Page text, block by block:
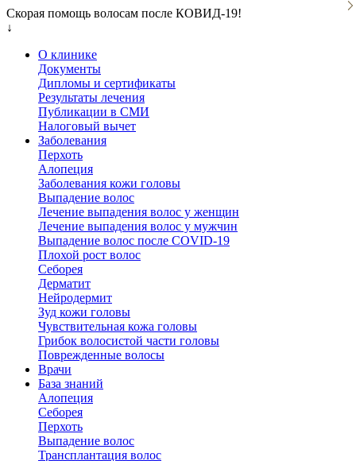
Скорая помощь волосам после КОВИД-19!
↓
О клинике
Документы
Дипломы и сертификаты
Результаты лечения
Публикации в СМИ
Налоговый вычет
Заболевания
Перхоть
Алопеция
Заболевания кожи головы
Выпадение волос
Лечение выпадения волос у женщин
Лечение выпадения волос у мужчин
Выпадение волос после COVID-19
Плохой рост волос
Cеборея
Дерматит
Нейродермит
Зуд кожи головы
Чувствительная кожа головы
Грибок волосистой части головы
Поврежденные волосы
Врачи
База знаний
Алопеция
Себорея
Перхоть
Выпадение волос
Трансплантация волос